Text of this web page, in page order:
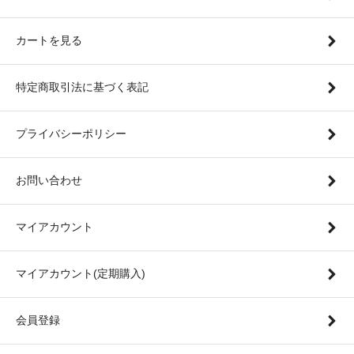
カートを見る
特定商取引法に基づく表記
プライバシーポリシー
お問い合わせ
マイアカウント
マイアカウント(定期購入)
会員登録